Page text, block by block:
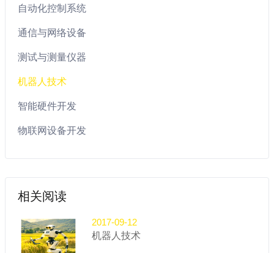
自动化控制系统
通信与网络设备
测试与测量仪器
机器人技术
智能硬件开发
物联网设备开发
相关阅读
2017-09-12
机器人技术